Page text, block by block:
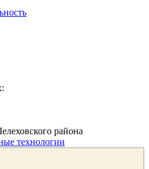
района
технологии